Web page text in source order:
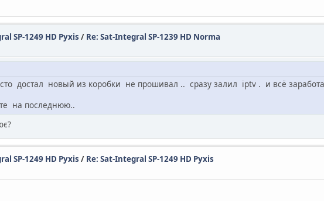
SP-1249 HD Pyxis / Re: Sat-Integral SP-1239 HD Norma
достал новый из коробки не прошивал .. сразу залил iptv . и всё
на последнюю..
SP-1249 HD Pyxis / Re: Sat-Integral SP-1249 HD Pyxis